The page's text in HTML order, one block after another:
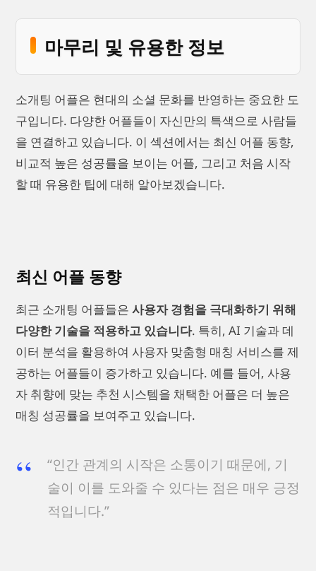
마무리 및 유용한 정보
소개팅 어플은 현대의 소셜 문화를 반영하는 중요한 도
구입니다. 다양한 어플들이 자신만의 특색으로 사람들
을 연결하고 있습니다. 이 섹션에서는 최신 어플 동향,
비교적 높은 성공률을 보이는 어플, 그리고 처음 시작
할 때 유용한 팁에 대해 알아보겠습니다.
최신 어플 동향
최근 소개팅 어플들은 사용자 경험을 극대화하기 위해
다양한 기술을 적용하고 있습니다. 특히, AI 기술과 데
이터 분석을 활용하여 사용자 맞춤형 매칭 서비스를 제
공하는 어플들이 증가하고 있습니다. 예를 들어, 사용
자 취향에 맞는 추천 시스템을 채택한 어플은 더 높은
매칭 성공률을 보여주고 있습니다.
“인간 관계의 시작은 소통이기 때문에, 기
술이 이를 도와줄 수 있다는 점은 매우 긍정
적입니다.”